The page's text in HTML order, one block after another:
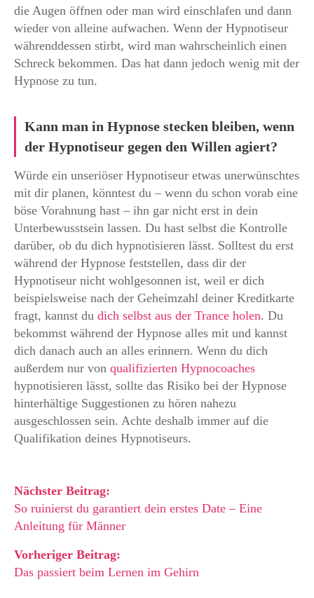
die Augen öffnen oder man wird einschlafen und dann
wieder von alleine aufwachen. Wenn der Hypnotiseur
währenddessen stirbt, wird man wahrscheinlich einen
Schreck bekommen. Das hat dann jedoch wenig mit der
Hypnose zu tun.
Kann man in Hypnose stecken bleiben, wenn
der Hypnotiseur gegen den Willen agiert?
Würde ein unseriöser Hypnotiseur etwas unerwünschtes
mit dir planen, könntest du – wenn du schon vorab eine
böse Vorahnung hast – ihn gar nicht erst in dein
Unterbewusstsein lassen. Du hast selbst die Kontrolle
darüber, ob du dich hypnotisieren lässt. Solltest du erst
während der Hypnose feststellen, dass dir der
Hypnotiseur nicht wohlgesonnen ist, weil er dich
beispielsweise nach der Geheimzahl deiner Kreditkarte
fragt, kannst du dich selbst aus der Trance holen. Du
bekommst während der Hypnose alles mit und kannst
dich danach auch an alles erinnern. Wenn du dich
außerdem nur von qualifizierten Hypnocoaches
hypnotisieren lässt, sollte das Risiko bei der Hypnose
hinterhältige Suggestionen zu hören nahezu
ausgeschlossen sein. Achte deshalb immer auf die
Qualifikation deines Hypnotiseurs.
Vorheriger Beitrag:
Das passiert beim Lernen im Gehirn
Nächster Beitrag:
So ruinierst du garantiert dein erstes Date – Eine
Anleitung für Männer